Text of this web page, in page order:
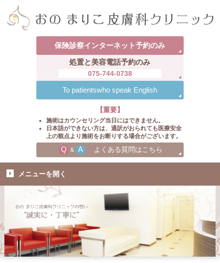
保険診察インターネット予約のみ
処置と美容電話予約のみ
075-744-0738
To patientswho speak English
【重要】
施術はカウンセリング当日にはできません。
日本語ができない方は、通訳がおられても医療安全
上の観点より施術をお断りする場合がございます。
Q & A よくある質問はこちら
メニューを開く